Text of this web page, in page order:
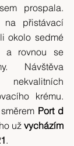
prospala.
přistávací
okolo sedmé
a rovnou se
Návštěva
krému.
Port d
už vycházím
.